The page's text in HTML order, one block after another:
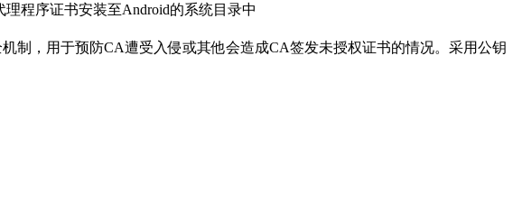
程序证书安装至Android的系统目录中
制，用于预防CA遭受入侵或其他会造成CA签发未授权证书的情况。采用公钥